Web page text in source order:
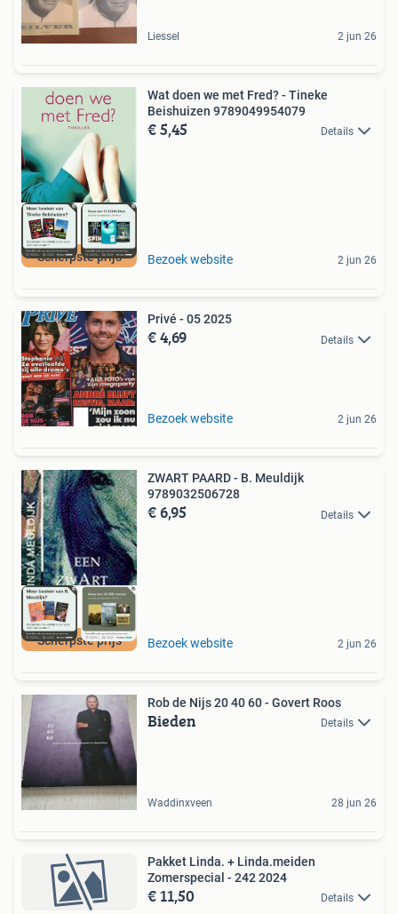
Liessel 2 jun 26
Scherpste prijs
Wat doen we met Fred? - Tineke
Beishuizen 9789049954079
€ 5,45 Details
Bezoek website 2 jun 26
Privé - 05 2025
€ 4,69 Details
Bezoek website 2 jun 26
Scherpste prijs
ZWART PAARD - B. Meuldijk
9789032506728
€ 6,95 Details
Bezoek website 2 jun 26
Rob de Nijs 20 40 60 - Govert Roos
Bieden Details
Waddinxveen 28 jun 26
Pakket Linda. + Linda.meiden
Zomerspecial - 242 2024
€ 11,50 Details